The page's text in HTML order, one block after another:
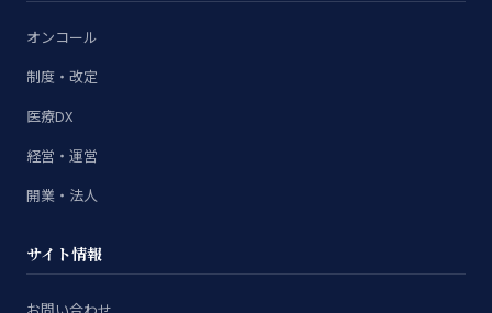
オンコール
制度・改定
医療DX
経営・運営
開業・法人
サイト情報